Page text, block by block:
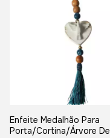
Enfeite Medalhão Para
Porta/Cortina/Árvore De